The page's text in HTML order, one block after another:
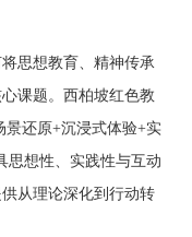
思想教育、精神传承
课题。西柏坡红色教
景还原+沉浸式体验+实
思想性、实践性与互动
从理论深化到行动转